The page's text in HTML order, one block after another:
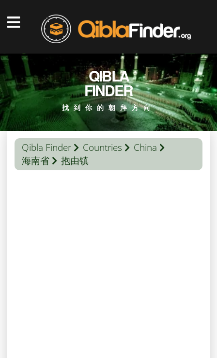
QIBLA
FINDER
找到你的朝拜方向
Qibla Finder Countries
China
海南省
抱由镇